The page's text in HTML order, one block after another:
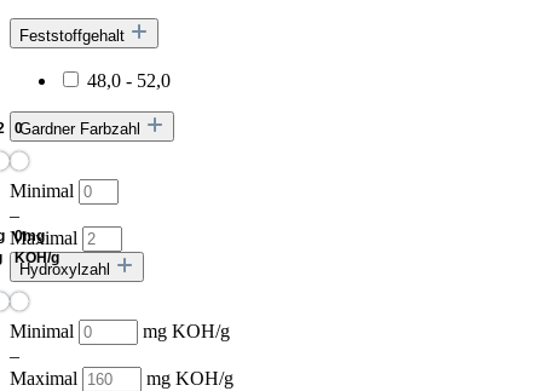
Feststoffgehalt
48,0 - 52,0
Gardner Farbzahl
Minimal
–
Maximal
Hydroxylzahl
Minimal
mg KOH/g
–
Maximal
mg KOH/g